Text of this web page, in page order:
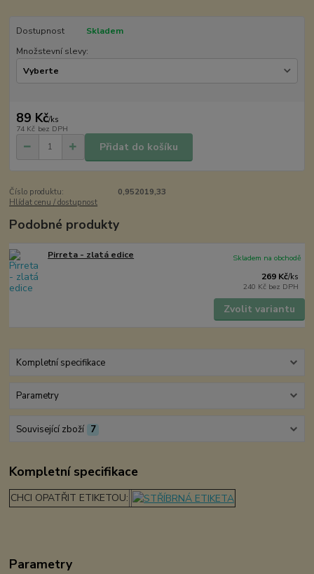
Dostupnost
Skladem
Množstevní slevy:
89 Kč/ks
74 Kč bez DPH
Přidat do košíku
Číslo produktu:
0,952019,33
Hlídat cenu / dostupnost
Podobné produkty
Pirreta - zlatá edice
269 Kč/ks
240 Kč bez DPH
Skladem na obchodě
Zvolit variantu
Kompletní specifikace
Parametry
Související zboží 7
Kompletní specifikace
CHCI OPATŘIT ETIKETOU:
Parametry